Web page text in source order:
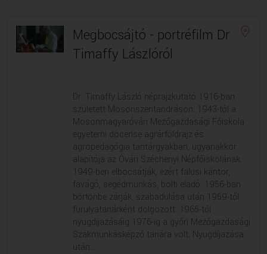
Megbocsájtó - portréfilm Dr
Timaffy Lászlóról
Dr. Timaffy László néprajzkutató 1916-ban
született Mosonszentandráson. 1943-tól a
Mosonmagyaróvári Mezőgazdasági Főiskola
egyetemi docense agrárföldrajz és
agropedagógia tantárgyakban, ugyanakkor
alapítója az Óvári Széchenyi Népfőiskolának.
1949-ben elbocsátják, ezért falusi kántor,
favágó, segédmunkás, bolti eladó. 1956-ban
börtönbe zárják, szabadulása után 1959-től
furulyatanárként dolgozott. 1965-től
nyugdíjazásáig 1976-ig a győri Mezőgazdasági
Szakmunkásképző tanára volt. Nyugdíjazása
után...